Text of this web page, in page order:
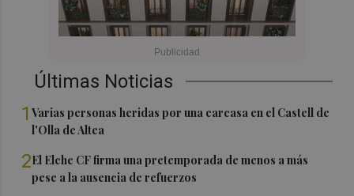
Últimas Noticias
1Varias personas heridas por una carcasa en el Castell de
l'Olla de Altea
2El Elche CF firma una pretemporada de menos a más
pese a la ausencia de refuerzos